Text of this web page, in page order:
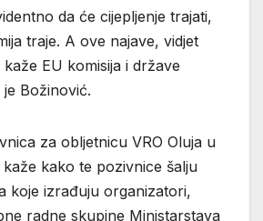
da će cijepljenje trajati,
traje. A ove najave, vidjet
EU komisija i države
je Božinović.
za obljetnicu VRO Oluja u
kako te pozivnice šalju
koje izrađuju organizatori,
radne skupine Ministarstava